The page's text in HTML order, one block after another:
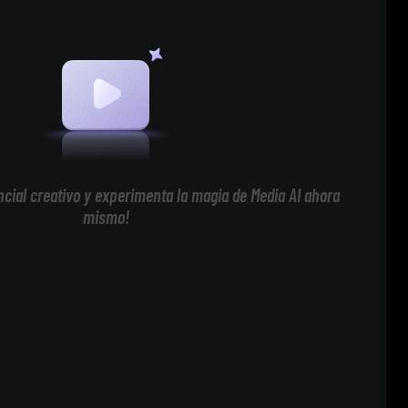
creativo y experimenta la magia de Media AI ahora
mismo!